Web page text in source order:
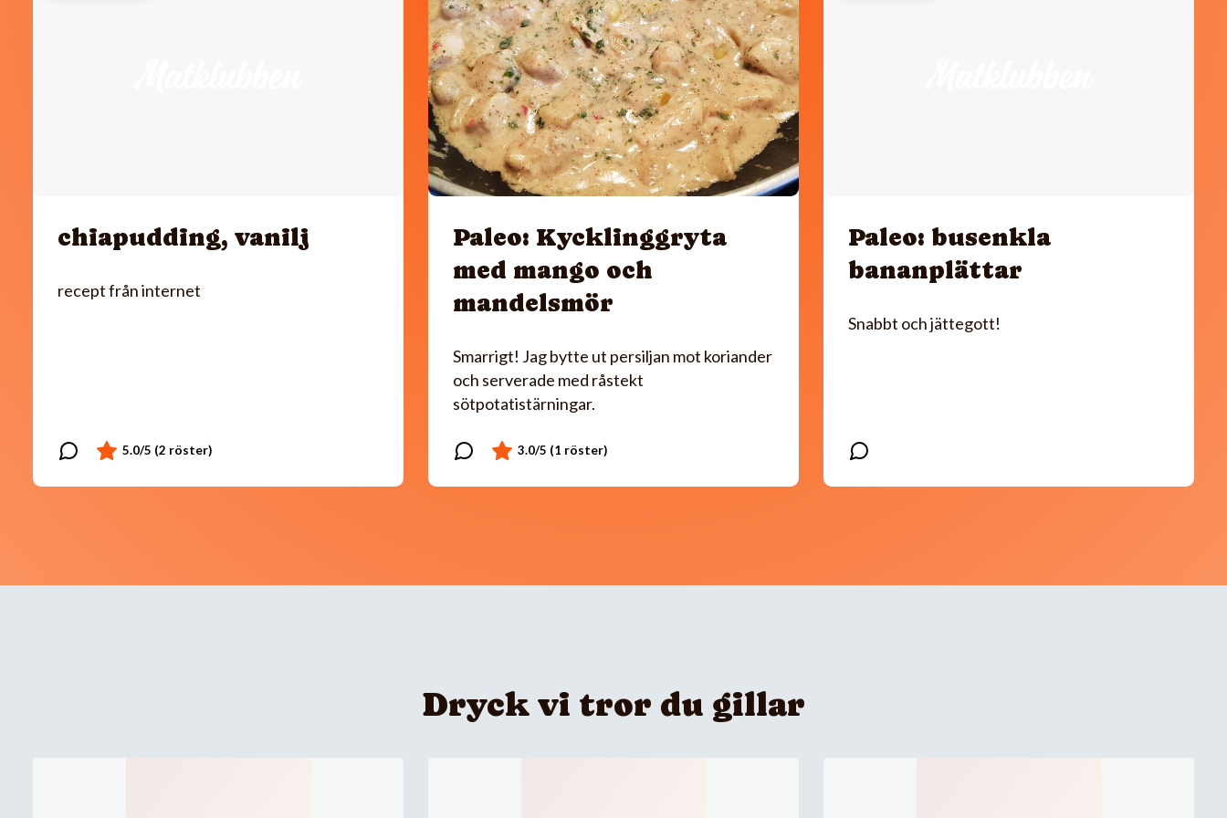
chiapudding, vanilj
recept från internet
Paleo: Kycklinggryta
med mango och
mandelsmör
Smarrigt! Jag bytte ut persiljan mot koriander
och serverade med råstekt
sötpotatistärningar.
Paleo: busenkla
bananplättar
Snabbt och jättegott!
Dryck vi tror du gillar